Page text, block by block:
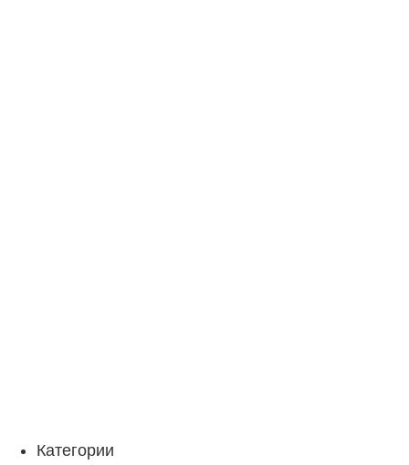
Категории